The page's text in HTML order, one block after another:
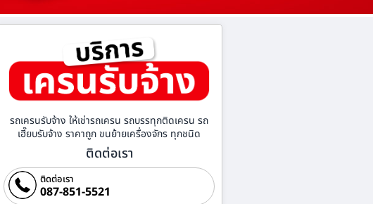
รถเครนรับจ้าง ให้เช่ารถเครน รถบรรทุกติดเครน รถ
เฮี๊ยบรับจ้าง ราคาถูก ขนย้ายเครื่องจักร ทุกชนิด
ติดต่อเรา
ติดต่อเรา
087-851-5521